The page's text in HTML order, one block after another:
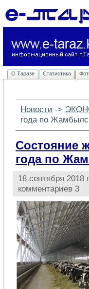
О Таразе Статистика
Новости ->
года по
Состояние
года по
18 сентября 2018
комментариев 3